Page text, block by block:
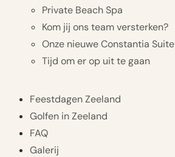
Private Beach Spa
Kom jij ons team versterken?
Onze nieuwe Constantia Suite
Tijd om er op uit te gaan
Feestdagen Zeeland
Golfen in Zeeland
FAQ
Galerij